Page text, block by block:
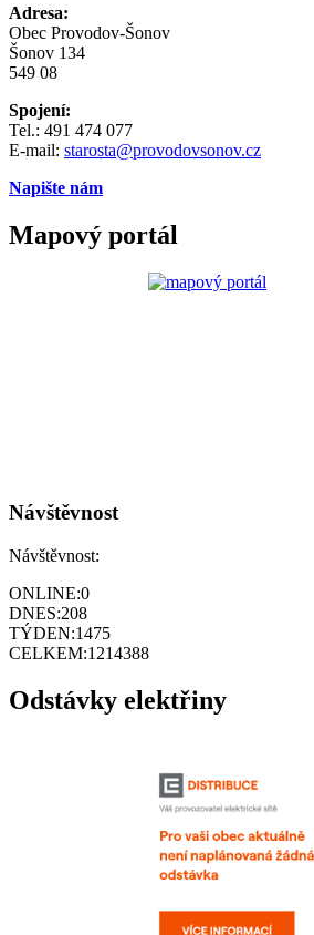
Adresa:
Obec Provodov-Šonov
Šonov 134
549 08
Spojení:
Tel.: 491 474 077
E-mail: starosta@provodovsonov.cz
Napište nám
Mapový portál
Návštěvnost
Návštěvnost:
ONLINE:0
DNES:208
TÝDEN:1475
CELKEM:1214388
Odstávky elektřiny